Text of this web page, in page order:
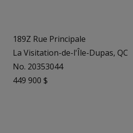
189Z Rue Principale
La Visitation-de-l'Île-Dupas, QC
No. 20353044
449 900 $